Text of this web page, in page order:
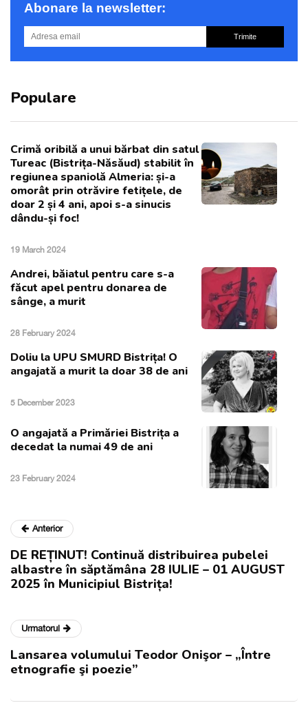
Abonare la newsletter:
Trimite
Populare
Crimă oribilă a unui bărbat din satul
Tureac (Bistrița-Năsăud) stabilit în
regiunea spaniolă Almeria: și-a
omorât prin otrăvire fetițele, de
doar 2 și 4 ani, apoi s-a sinucis
dându-și foc!
19 March 2024
Andrei, băiatul pentru care s-a
făcut apel pentru donarea de
sânge, a murit
28 February 2024
Doliu la UPU SMURD Bistrița! O
angajată a murit la doar 38 de ani
5 December 2023
O angajată a Primăriei Bistrița a
decedat la numai 49 de ani
23 February 2024
Anterior
DE REȚINUT! Continuă distribuirea pubelei
albastre în săptămâna 28 IULIE – 01 AUGUST
2025 în Municipiul Bistrița!
Urmatorul
Lansarea volumului Teodor Onişor – „Între
etnografie şi poezie”